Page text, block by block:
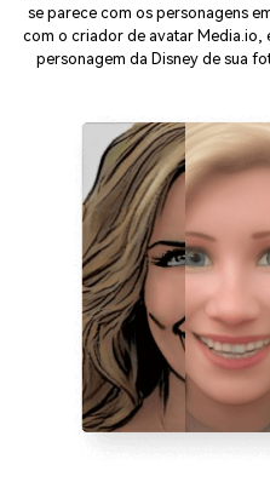
se parece com os personagens
com o criador de avatar Media.io,
personagem da Disney de sua